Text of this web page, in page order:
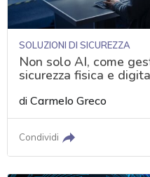
SOLUZIONI DI SICUREZZA
Non solo AI, come
sicurezza fisica e
diCarmelo Greco
Condividi